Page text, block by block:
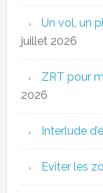
Un vol, un
juillet 2026
ZRT pour
2026
Interlude
Eviter les